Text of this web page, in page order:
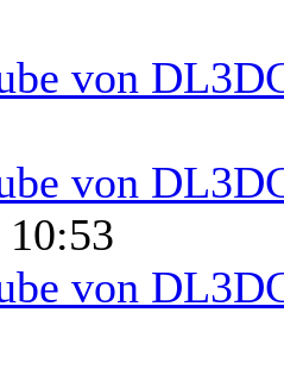
von
von
von